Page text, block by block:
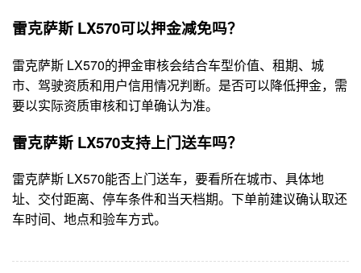
雷克萨斯 LX570可以押金减免吗？
雷克萨斯 LX570的押金审核会结合车型价值、租期、城
市、驾驶资质和用户信用情况判断。是否可以降低押金，需
要以实际资质审核和订单确认为准。
雷克萨斯 LX570支持上门送车吗？
雷克萨斯 LX570能否上门送车，要看所在城市、具体地
址、交付距离、停车条件和当天档期。下单前建议确认取还
车时间、地点和验车方式。